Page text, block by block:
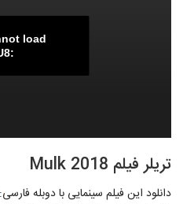
load
تریلر فیلم Mulk 2018
دانلود این فیلم سینمایی با دوبله فارسی: